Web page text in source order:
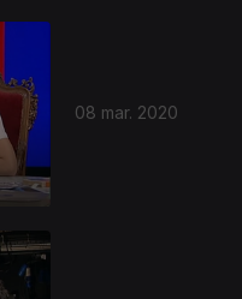
08 mar. 2020